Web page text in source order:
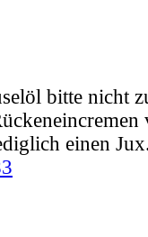
bitte nicht
einen